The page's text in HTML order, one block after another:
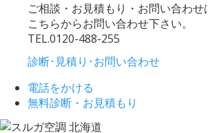
ご相談・お見積もり・お問い合わせ
こちらからお問い合わせ下さい。
TEL.0120-488-255
診断･見積り･お問い合わせ
電話をかける
無料診断・お見積もり